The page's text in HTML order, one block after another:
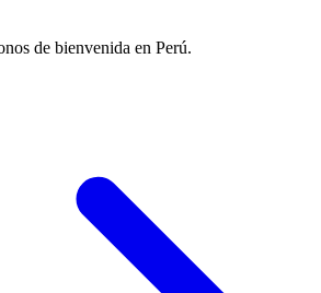
de bienvenida en Perú.